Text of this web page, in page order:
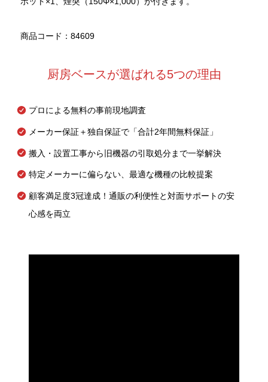
商品コード：84609
厨房ベースが選ばれる5つの理由
プロによる無料の事前現地調査
メーカー保証＋独自保証で「合計2年間無料保証」
搬入・設置工事から旧機器の引取処分まで一挙解決
特定メーカーに偏らない、最適な機種の比較提案
顧客満足度3冠達成！通販の利便性と対面サポートの安
心感を両立